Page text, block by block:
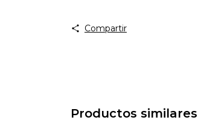
Compartir
Productos similares